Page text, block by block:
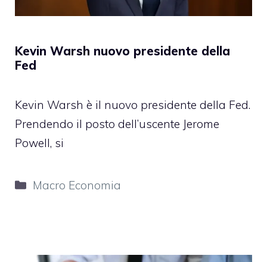
Kevin Warsh nuovo presidente della
Fed
Kevin Warsh è il nuovo presidente della Fed.
Prendendo il posto dell’uscente Jerome
Powell, si
Categorie
Macro Economia